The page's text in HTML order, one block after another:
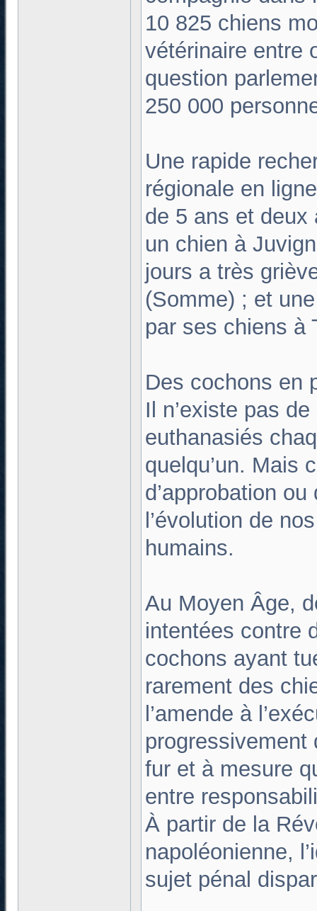
10 825 chiens
vétérinaire entre
question
250 000
Une rapide
régionale en
de 5 ans et deux
un chien à
jours a très
(Somme) ; et
par ses chiens à
Des cochons en
Il n’existe pas
euthanasiés
quelqu’un. Mais
d’approbation
l’évolution de
humains.
Au Moyen Âge,
intentées contre
cochons ayant
rarement des
l’amende à
progressivement
fur et à mesure
entre
À partir de la
napoléonienne,
sujet pénal